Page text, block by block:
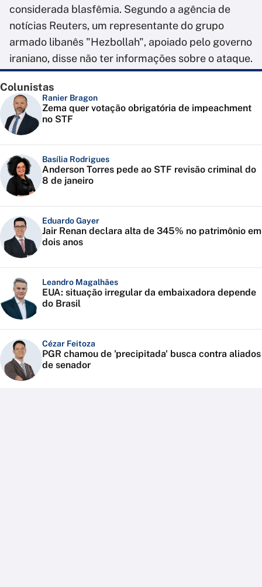
considerada blasfêmia. Segundo a agência de
notícias Reuters, um representante do grupo
armado libanês "Hezbollah", apoiado pelo governo
iraniano, disse não ter informações sobre o ataque.
Colunistas
Ranier Bragon
Zema quer votação obrigatória de impeachment
no STF
Basília Rodrigues
Anderson Torres pede ao STF revisão criminal do
8 de janeiro
Eduardo Gayer
Jair Renan declara alta de 345% no patrimônio em
dois anos
Leandro Magalhães
EUA: situação irregular da embaixadora depende
do Brasil
Cézar Feitoza
PGR chamou de 'precipitada' busca contra aliados
de senador